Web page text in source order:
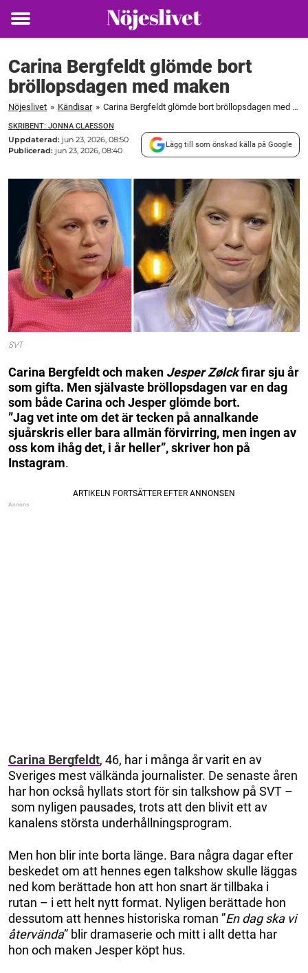
Toggle
Carina Bergfeldt glömde bort
bröllopsdagen med maken
Nöjeslivet » Kändisar » Carina Bergfeldt glömde bort bröllopsdagen med maken
SKRIBENT: JONNA CLAESSON
Uppdaterad: jun 23, 2026, 08:50
Publicerad: jun 23, 2026, 08:40
Lägg till som önskad källa på Google
SVT
Carina Bergfeldt och maken Jesper Zølckfirar sju år
som gifta. Men självaste bröllopsdagen var en dag
som både Carina och Jesper glömde bort.
”Jag vet inte om det är tecken på annalkande
sjuårskris eller bara allmän förvirring, men ingen av
oss kom ihåg det, i år heller”, skriver hon på
Instagram.
Carina Bergfeldt, 46, har i många år varit en av
Sveriges mest välkända journalister. De senaste åren
har hon också hyllats stort för sin talkshow på SVT –
som nyligen pausades, trots att den blivit ett av
kanalens största underhållningsprogram.
Men hon blir inte borta länge. Bara några dagar efter
beskedet om att hennes egen talkshow skulle läggas
ned kom berättade hon att hon snart är tillbaka i
rutan – i ett helt nytt format. Nyligen berättade hon
dessutom att hennes historiska roman ”En dag ska vi
återvända” blir dramaserie och mitt i allt detta har
hon och maken Jesper köpt hus.